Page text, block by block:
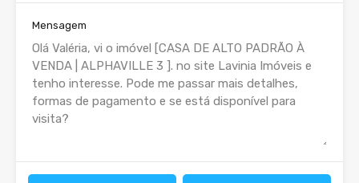
Mensagem